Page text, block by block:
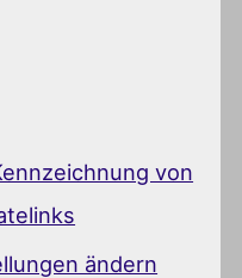
von
ändern